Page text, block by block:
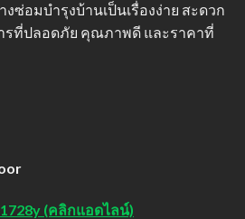
ซ่อมบำรุงบ้านเป็นเรื่องง่าย สะดวก
รที่ปลอดภัย คุณภาพดี และราคาที่
(คลิกแอดไลน์)